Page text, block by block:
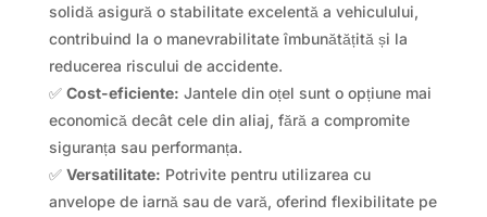
solidă asigură o stabilitate excelentă a vehiculului,
contribuind la o manevrabilitate îmbunătățită și la
reducerea riscului de accidente.
✅ Cost-eficiente: Jantele din oțel sunt o opțiune mai
economică decât cele din aliaj, fără a compromite
siguranța sau performanța.
✅ Versatilitate: Potrivite pentru utilizarea cu
anvelope de iarnă sau de vară, oferind flexibilitate pe